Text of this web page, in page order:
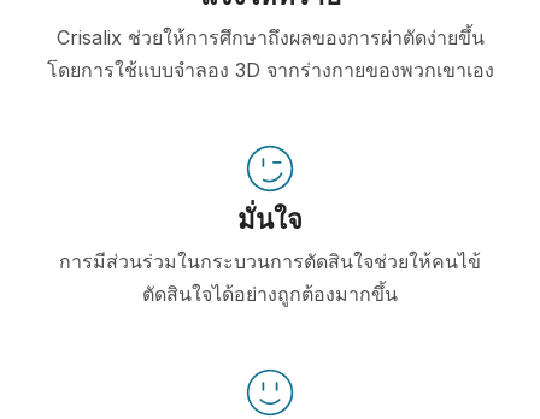
Crisalix ช่วยให้การศึกษาถึงผลของการผ่าตัดง่ายขึ้น
โดยการใช้แบบจำลอง 3D จากร่างกายของพวกเขาเอง
มั่นใจ
การมีส่วนร่วมในกระบวนการตัดสินใจช่วยให้คนไข้
ตัดสินใจได้อย่างถูกต้องมากขึ้น